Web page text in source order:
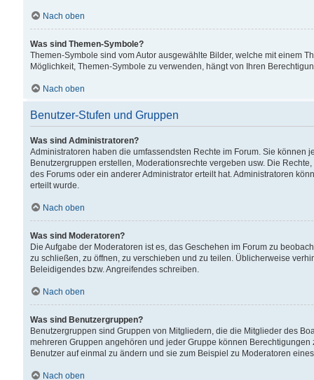
Nach oben
Was sind Themen-Symbole?
Themen-Symbole sind vom Autor ausgewählte Bilder, welche mit einem
Möglichkeit, Themen-Symbole zu verwenden, hängt von Ihren
Nach oben
Benutzer-Stufen und Gruppen
Was sind Administratoren?
Administratoren haben die umfassendsten Rechte im Forum. Sie können
Benutzergruppen erstellen, Moderationsrechte vergeben usw. Die
des Forums oder ein anderer Administrator erteilt hat. Administratoren
erteilt wurde.
Nach oben
Was sind Moderatoren?
Die Aufgabe der Moderatoren ist es, das Geschehen im Forum zu
zu schließen, zu öffnen, zu verschieben und zu teilen. Üblicherweise
Beleidigendes bzw. Angreifendes schreiben.
Nach oben
Was sind Benutzergruppen?
Benutzergruppen sind Gruppen von Mitgliedern, die die Mitglieder des
mehreren Gruppen angehören und jeder Gruppe können
Benutzer auf einmal zu ändern und sie zum Beispiel zu Moderatoren
Nach oben